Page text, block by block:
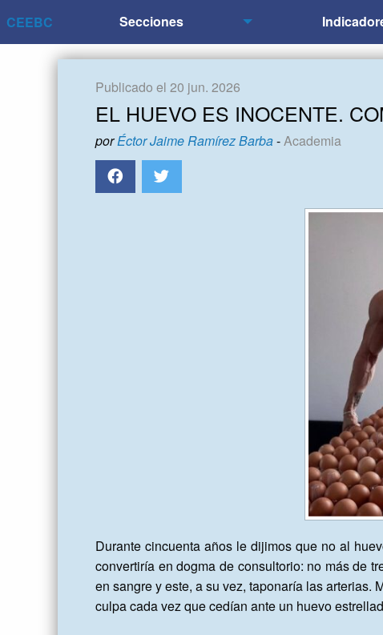
CEEBC Secciones
Publicado el 20 jun. 2026
EL HUEVO ES INOCENTE.
porÉctor Jaime Ramírez Barba-Academia
Durante cincuenta años le dijimos que no al
convertiría en dogma de consultorio: no más de
en sangre y este, a su vez, taponaría las
culpa cada vez que cedían ante un huevo